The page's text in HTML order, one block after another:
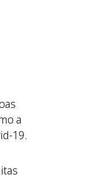
a
19.